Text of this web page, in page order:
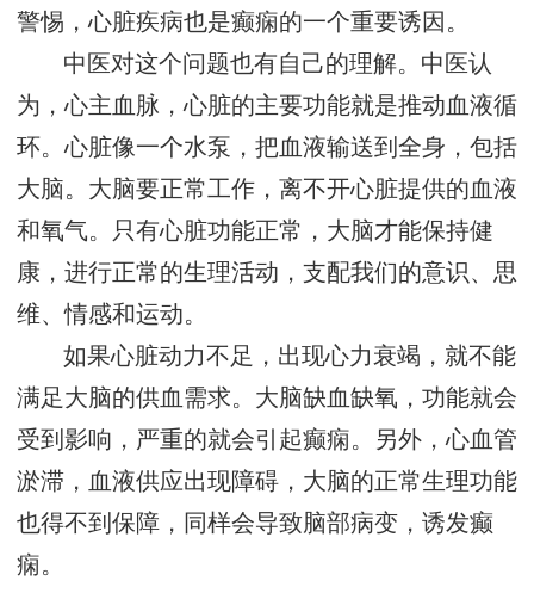
警惕，心脏疾病也是癫痫的一个重要诱因。
中医对这个问题也有自己的理解。中医认
为，心主血脉，心脏的主要功能就是推动血液循
环。心脏像一个水泵，把血液输送到全身，包括
大脑。大脑要正常工作，离不开心脏提供的血液
和氧气。只有心脏功能正常，大脑才能保持健
康，进行正常的生理活动，支配我们的意识、思
维、情感和运动。
如果心脏动力不足，出现心力衰竭，就不能
满足大脑的供血需求。大脑缺血缺氧，功能就会
受到影响，严重的就会引起癫痫。另外，心血管
淤滞，血液供应出现障碍，大脑的正常生理功能
也得不到保障，同样会导致脑部病变，诱发癫
痫。